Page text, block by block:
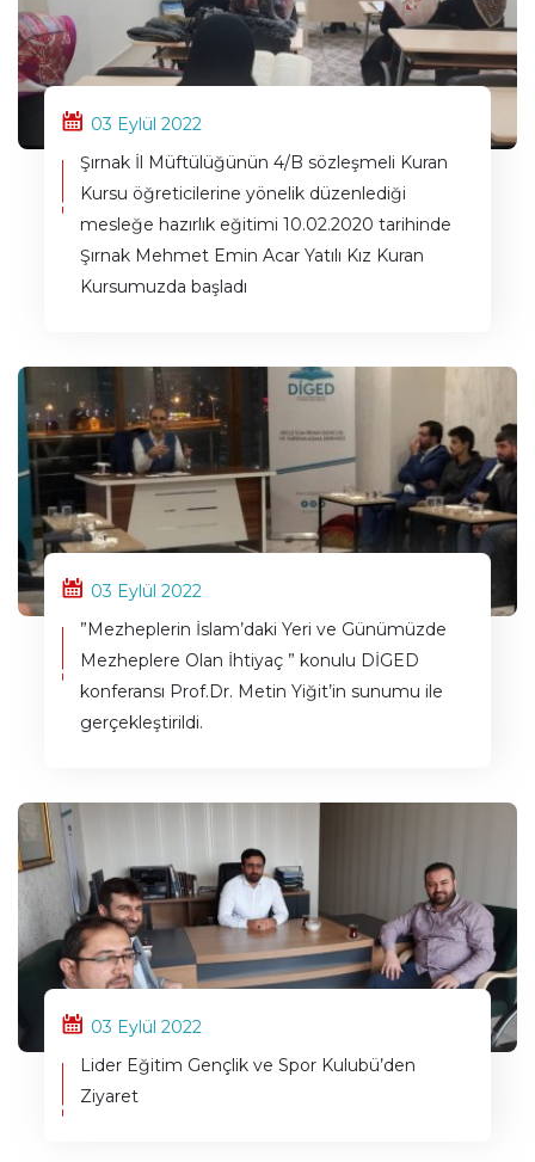
03 Eylül 2022
Şırnak İl Müftülüğünün 4/B sözleşmeli Kuran
Kursu öğreticilerine yönelik düzenlediği
mesleğe hazırlık eğitimi 10.02.2020 tarihinde
Şırnak Mehmet Emin Acar Yatılı Kız Kuran
Kursumuzda başladı
03 Eylül 2022
”Mezheplerin İslam’daki Yeri ve Günümüzde
Mezheplere Olan İhtiyaç ” konulu DİGED
konferansı Prof.Dr. Metin Yiğit’in sunumu ile
gerçekleştirildi.
03 Eylül 2022
Lider Eğitim Gençlik ve Spor Kulubü’den
Ziyaret